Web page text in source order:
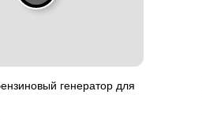
генератор для